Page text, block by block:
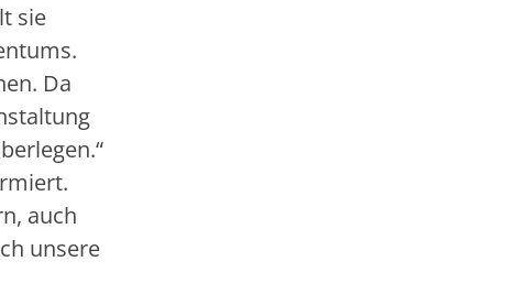
sie
Da
auch
unsere